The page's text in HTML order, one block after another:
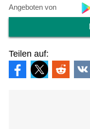
Angeboten von
Teilen auf: